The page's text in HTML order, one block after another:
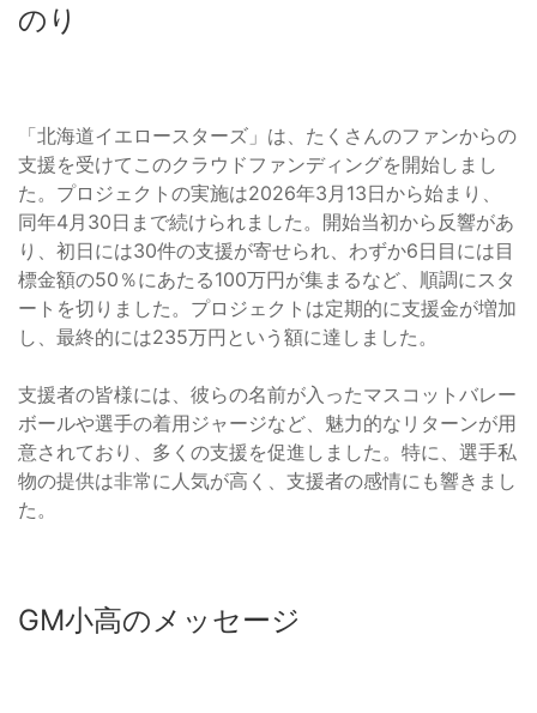
のり
「北海道イエロースターズ」は、たくさんのファンからの
支援を受けてこのクラウドファンディングを開始しまし
た。プロジェクトの実施は2026年3月13日から始まり、
同年4月30日まで続けられました。開始当初から反響があ
り、初日には30件の支援が寄せられ、わずか6日目には目
標金額の50％にあたる100万円が集まるなど、順調にスタ
ートを切りました。プロジェクトは定期的に支援金が増加
し、最終的には235万円という額に達しました。
支援者の皆様には、彼らの名前が入ったマスコットバレー
ボールや選手の着用ジャージなど、魅力的なリターンが用
意されており、多くの支援を促進しました。特に、選手私
物の提供は非常に人気が高く、支援者の感情にも響きまし
た。
GM小高のメッセージ